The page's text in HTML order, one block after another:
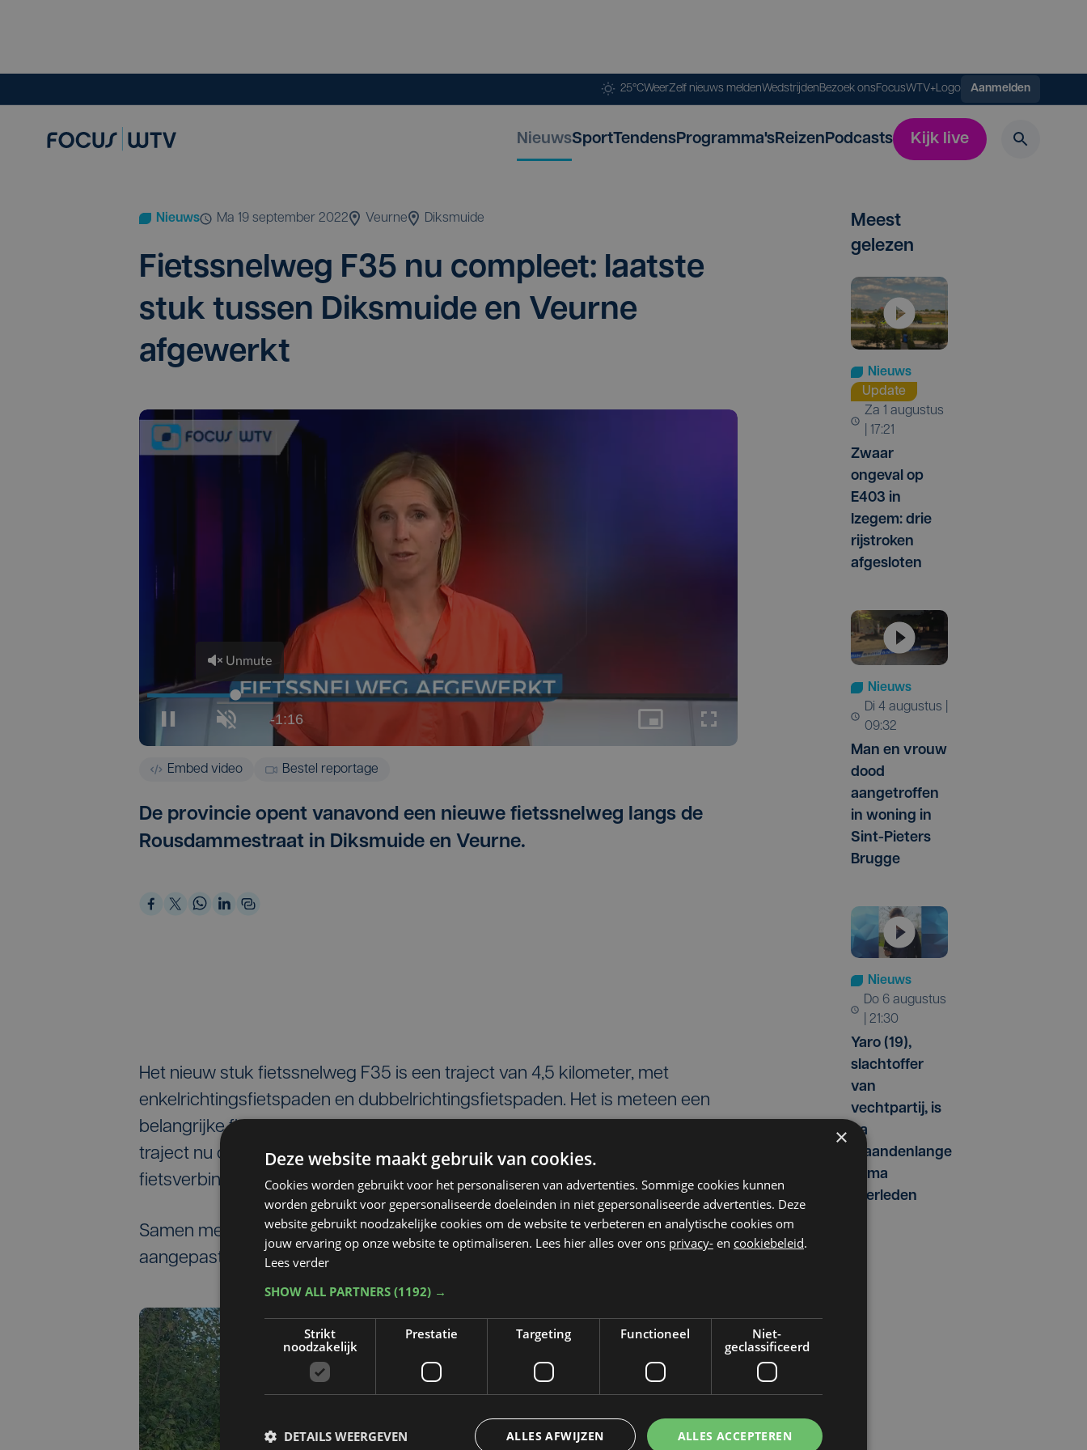
25°CWeerZelf nieuws meldenWedstrijdenBezoek onsFocusWTV+Logo Aanmelden
NieuwsSportTendensProgramma'sReizenPodcasts Kijk live
Nieuws ma 19 september 2022 Veurne Diksmuide
Fiets­snel­weg F35 nu com­pleet: laat­ste
stuk tus­sen Diks­mui­de en Veur­ne
afgewerkt
Embed video Bestel reportage
De provincie opent vanavond een nieuwe fietssnelweg langs de
Rousdammestraat in Diksmuide en Veurne.
Het nieuw stuk fietssnelweg F35 is een traject van 4,5 kilometer, met
enkelrichtingsfietspaden en dubbelrichtingsfietspaden. Het is meteen een
belangrijke fietsverbinding tussen Pervijze en Avekapelle, die het hele F35-
traject nu compleet maakt. het traject sluit ook aan op andere
fietsverbindingen in de regio.
Samen met het stuk fietssnelweg is ook het kruispunt van de Pervijzestraat
aangepast en aangesloten op de fietsverbinding.
Meest
gelezen
Nieuws
Update
za 1 augustus
| 17:21
Zwaar
ongeval op
E403 in
Izegem: drie
rijstroken
afgesloten
Nieuws
di 4 augustus |
09:32
Man en vrouw
dood
aangetroffen
in woning in
Sint-Pieters
Brugge
Nieuws
do 6 augustus
| 21:30
Yaro (19),
slachtoffer
van
vechtpartij, is
na
maandenlange
coma
overleden
×
Deze website maakt gebruik van cookies.
Cookies worden gebruikt voor het personaliseren van advertenties. Sommige cookies kunnen
worden gebruikt voor gepersonaliseerde doeleinden in niet gepersonaliseerde advertenties. Deze
website gebruikt noodzakelijke cookies om de website te verbeteren en analytische cookies om
jouw ervaring op onze website te optimaliseren. Lees hier alles over ons privacy- en cookiebeleid.
Lees verder
SHOW ALL PARTNERS (1192) →
Strikt
noodzakelijk
Prestatie Targeting Functioneel
Niet-
geclassificeerd
ALLES ACCEPTEREN
ALLES AFWIJZEN
DETAILS WEERGEVEN